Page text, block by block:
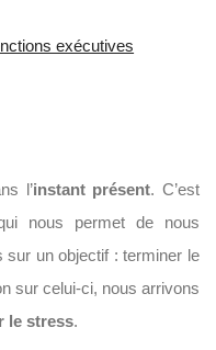
exécutives
l’instant présent. C’est
nous permet de nous
sur un objectif : terminer le
sur celui-ci, nous arrivons
le stress.